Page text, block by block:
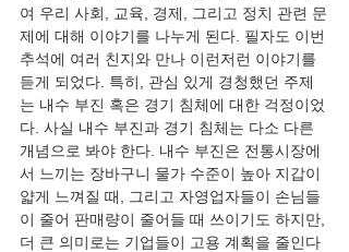
여 우리 사회, 교육, 경제, 그리고 정치 관련 문
제에 대해 이야기를 나누게 된다. 필자도 이번
추석에 여러 친지와 만나 이런저런 이야기를
듣게 되었다. 특히, 관심 있게 경청했던 주제
는 내수 부진 혹은 경기 침체에 대한 걱정이었
다. 사실 내수 부진과 경기 침체는 다소 다른
개념으로 봐야 한다. 내수 부진은 전통시장에
서 느끼는 장바구니 물가 수준이 높아 지갑이
얇게 느껴질 때, 그리고 자영업자들이 손님들
이 줄어 판매량이 줄어들 때 쓰이기도 하지만,
더 큰 의미로는 기업들이 고용 계획을 줄인다